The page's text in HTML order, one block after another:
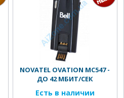
NOVATEL OVATION MC547 -
ДО 42 МБИТ/СЕК
Есть в наличии